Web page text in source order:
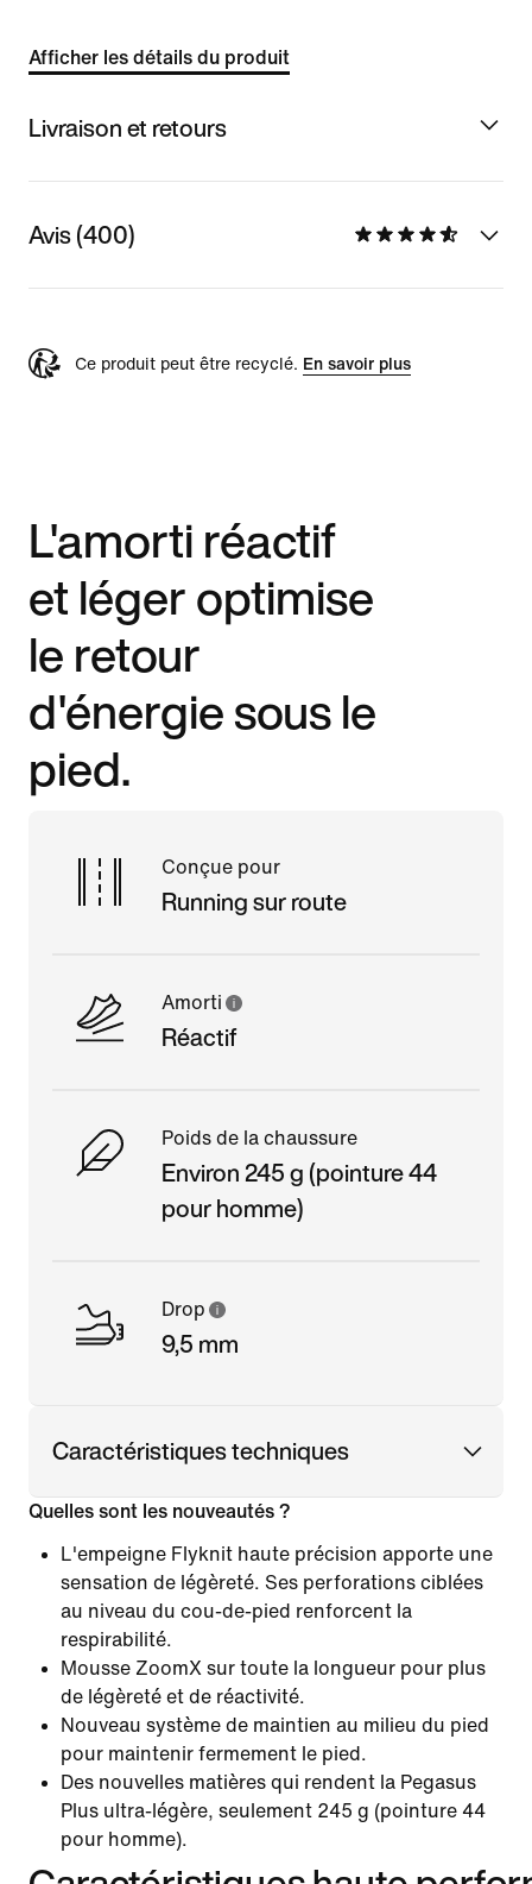
Afficher les détails du produit
Livraison et retours
Avis (400)
Ce produit peut être recyclé. En savoir plus
L'amorti réactif
et léger optimise
le retour
d'énergie sous le
pied.
Conçue pour
Running sur route
Amorti
Réactif
Poids de la chaussure
Environ 245 g (pointure 44
pour homme)
Drop
9,5 mm
Caractéristiques techniques
Quelles sont les nouveautés ?
L'empeigne Flyknit haute précision apporte une
sensation de légèreté. Ses perforations ciblées
au niveau du cou-de-pied renforcent la
respirabilité.
Mousse ZoomX sur toute la longueur pour plus
de légèreté et de réactivité.
Nouveau système de maintien au milieu du pied
pour maintenir fermement le pied.
Des nouvelles matières qui rendent la Pegasus
Plus ultra-légère, seulement 245 g (pointure 44
pour homme).